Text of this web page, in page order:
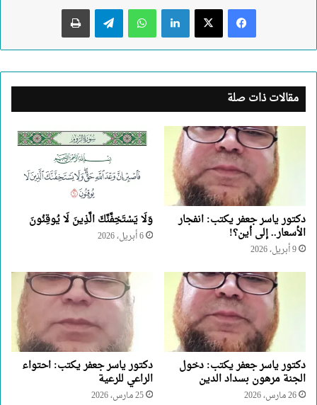
لينكدإن واتساب تيلقرام طباعة
مقالات ذات صلة
دكتور ياسر جعفر يكتب: انفجار
الأسعار.. إلى أين؟!
9 أبريل، 2026
وَلَا يَسْتَخِفَّنَّكَ الَّذِينَ لَا يُوقِنُونَ
6 أبريل، 2026
دكتور ياسر جعفر يكتب: دخول
الجنة مرهون بسداد الدين
26 مارس، 2026
دكتور ياسر جعفر يكتب: احتواء
الراعي للرعية
25 مارس، 2026